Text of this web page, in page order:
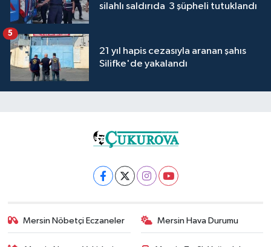
silahlı saldırıda 3 şüpheli tutuklandı
21 yıl hapis cezasıyla aranan şahıs
Silifke'de yakalandı
5
Mersin Nöbetçi Eczaneler Mersin Hava Durumu